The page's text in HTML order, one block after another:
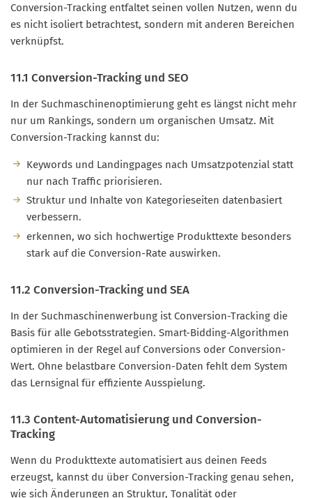
Conversion-Tracking entfaltet seinen vollen Nutzen, wenn du
es nicht isoliert betrachtest, sondern mit anderen Bereichen
verknüpfst.
11.1 Conversion-Tracking und SEO
In der Suchmaschinenoptimierung geht es längst nicht mehr
nur um Rankings, sondern um organischen Umsatz. Mit
Conversion-Tracking kannst du:
Keywords und Landingpages nach Umsatzpotenzial statt
nur nach Traffic priorisieren.
Struktur und Inhalte von Kategorieseiten datenbasiert
verbessern.
erkennen, wo sich hochwertige Produkttexte besonders
stark auf die Conversion-Rate auswirken.
11.2 Conversion-Tracking und SEA
In der Suchmaschinenwerbung ist Conversion-Tracking die
Basis für alle Gebotsstrategien. Smart-Bidding-Algorithmen
optimieren in der Regel auf Conversions oder Conversion-
Wert. Ohne belastbare Conversion-Daten fehlt dem System
das Lernsignal für effiziente Ausspielung.
11.3 Content-Automatisierung und Conversion-
Tracking
Wenn du Produkttexte automatisiert aus deinen Feeds
erzeugst, kannst du über Conversion-Tracking genau sehen,
wie sich Änderungen an Struktur, Tonalität oder